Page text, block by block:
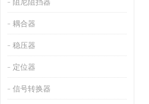
阻尼阻挡器
耦合器
稳压器
定位器
信号转换器